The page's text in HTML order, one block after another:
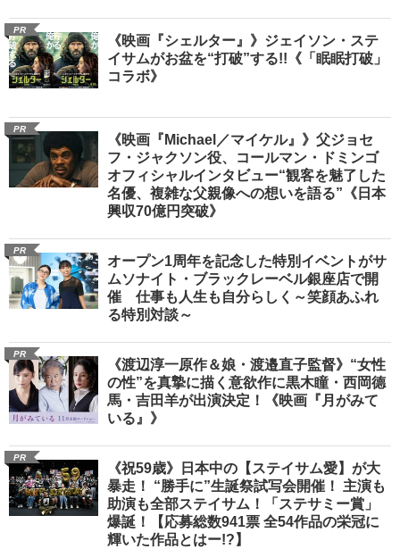
PR
《映画『シェルター』》ジェイソン・ステ
イサムがお盆を“打破”する!!《「眠眠打破」
コラボ》
PR
《映画『Michael／マイケル』》父ジョセ
フ・ジャクソン役、コールマン・ドミンゴ
オフィシャルインタビュー“観客を魅了した
名優、複雑な父親像への想いを語る”《日本
興収70億円突破》
PR
オープン1周年を記念した特別イベントがサ
ムソナイト・ブラックレーベル銀座店で開
催 仕事も人生も自分らしく～笑顔あふれ
る特別対談～
PR
《渡辺淳一原作＆娘・渡邉直子監督》“女性
の性”を真摯に描く意欲作に黒木瞳・西岡德
馬・吉田羊が出演決定！《映画『月がみて
いる』》
PR
《祝59歳》日本中の【ステイサム愛】が大
暴走！ “勝手に”生誕祭試写会開催！ 主演も
助演も全部ステイサム！「ステサミー賞」
爆誕！【応募総数941票 全54作品の栄冠に
輝いた作品とはー!?】